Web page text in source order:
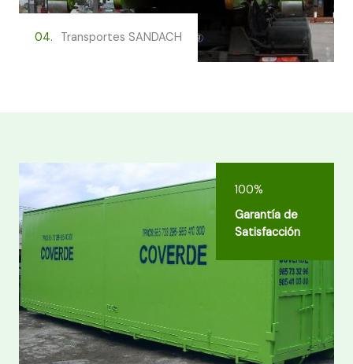
04. Transportes SANDACH
100%
Garantía de
Satisfacción